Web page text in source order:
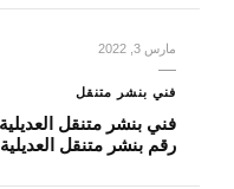
مارس 3, 2022
فني بنشر متنقل
رقم بنشر متنقل العديلية